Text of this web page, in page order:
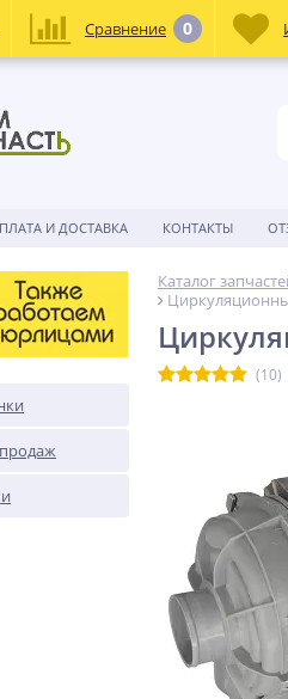
И ДОСТАВКА КОНТАКТЫ
Каталог
(10)
Сравнение 0